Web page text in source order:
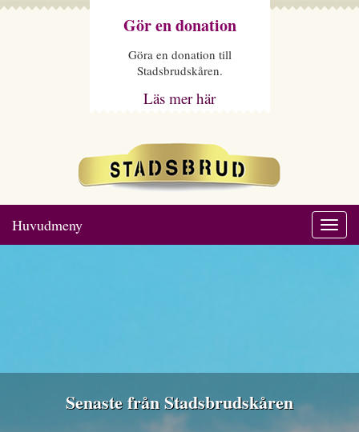
Gör en donation
Göra en donation till
Stadsbrudskåren.
Läs mer här
Huvudmeny
Senaste från Stadsbrudskåren